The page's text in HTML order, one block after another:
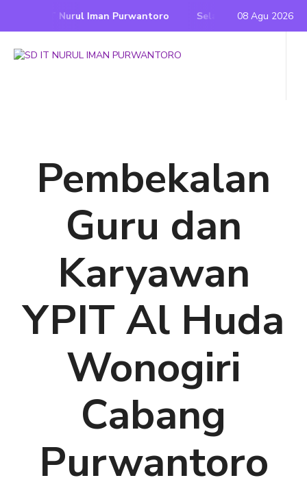
SD IT Nurul Iman Purwantoro Selamat Datang di
08 Agu 2026
Pembekalan
Guru dan
Karyawan
YPIT Al Huda
Wonogiri
Cabang
Purwantoro